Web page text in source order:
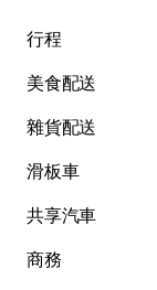
行程
美食配送
雜貨配送
滑板車
共享汽車
商務